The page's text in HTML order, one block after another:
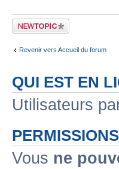
Publier un nouveau
sujet
Revenir vers Accueil du forum
QUI EST EN
Utilisateurs
Vous ne